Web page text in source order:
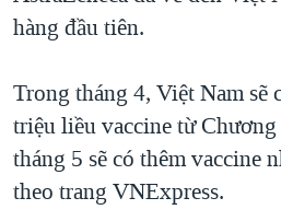
hàng đầu tiên.
Trong tháng 4, Việt Nam sẽ
triệu liều vaccine từ
tháng 5 sẽ có thêm vaccine
theo trang VNExpress.